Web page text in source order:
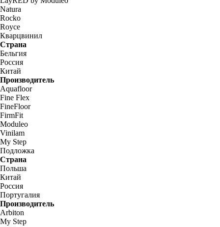
Natura
Rocko
Royce
Кварцвинил
Страна
Бельгия
Россия
Китай
Производитель
Aquafloor
Fine Flex
FineFloor
FirmFit
Moduleo
Vinilam
My Step
Подложка
Страна
Польша
Китай
Россия
Португалия
Производитель
Arbiton
My Step